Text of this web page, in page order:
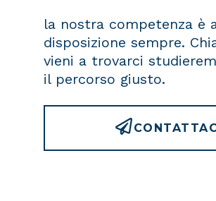
la nostra competenza è
disposizione sempre.
vieni a trovarci
il percorso giusto.